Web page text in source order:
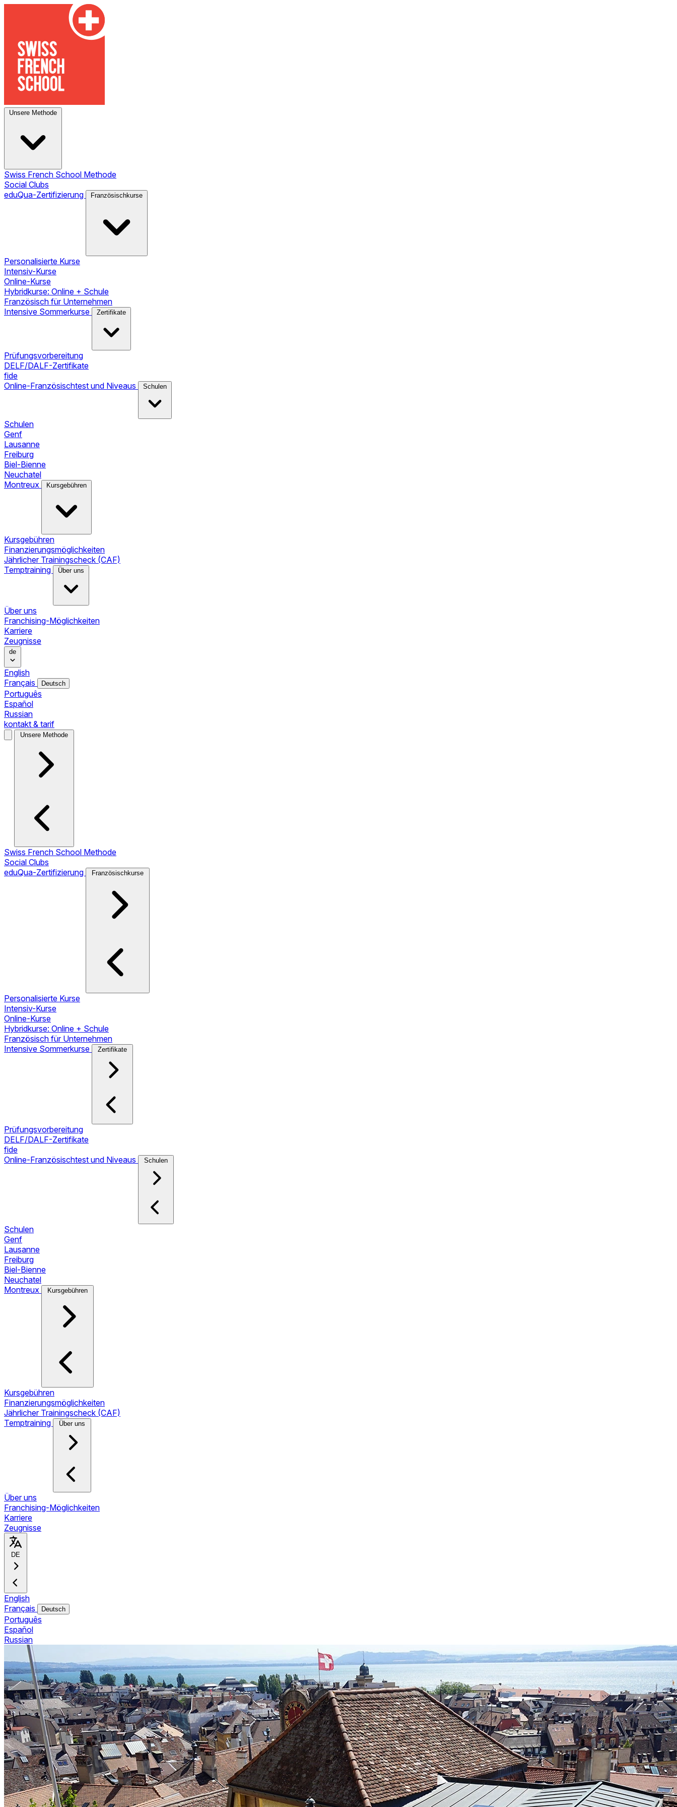
Unsere Methode
Swiss French School Methode
Social Clubs
eduQua-Zertifizierung
Französischkurse
Personalisierte Kurse
Intensiv-Kurse
Online-Kurse
Hybridkurse: Online + Schule
Französisch für Unternehmen
Intensive Sommerkurse
Zertifikate
Prüfungsvorbereitung
DELF/DALF-Zertifikate
fide
Online-Französischtest und Niveaus
Schulen
Schulen
Genf
Lausanne
Freiburg
Biel-Bienne
Neuchatel
Montreux
Kursgebühren
Kursgebühren
Finanzierungsmöglichkeiten
Jährlicher Trainingscheck (CAF)
Temptraining
Über uns
Über uns
Franchising-Möglichkeiten
Karriere
Zeugnisse
de
English
Français
Deutsch
Português
Español
Russian
kontakt & tarif
Unsere Methode
Swiss French School Methode
Social Clubs
eduQua-Zertifizierung
Französischkurse
Personalisierte Kurse
Intensiv-Kurse
Online-Kurse
Hybridkurse: Online + Schule
Französisch für Unternehmen
Intensive Sommerkurse
Zertifikate
Prüfungsvorbereitung
DELF/DALF-Zertifikate
fide
Online-Französischtest und Niveaus
Schulen
Schulen
Genf
Lausanne
Freiburg
Biel-Bienne
Neuchatel
Montreux
Kursgebühren
Kursgebühren
Finanzierungsmöglichkeiten
Jährlicher Trainingscheck (CAF)
Temptraining
Über uns
Über uns
Franchising-Möglichkeiten
Karriere
Zeugnisse
DE
English
Français
Deutsch
Português
Español
Russian